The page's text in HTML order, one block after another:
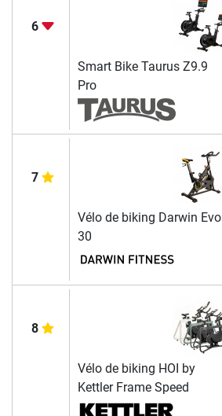
6
Smart Bike Taurus Z9.9
Pro
7
Vélo de biking Darwin Evo
30
8
Vélo de biking HOI by
Kettler Frame Speed